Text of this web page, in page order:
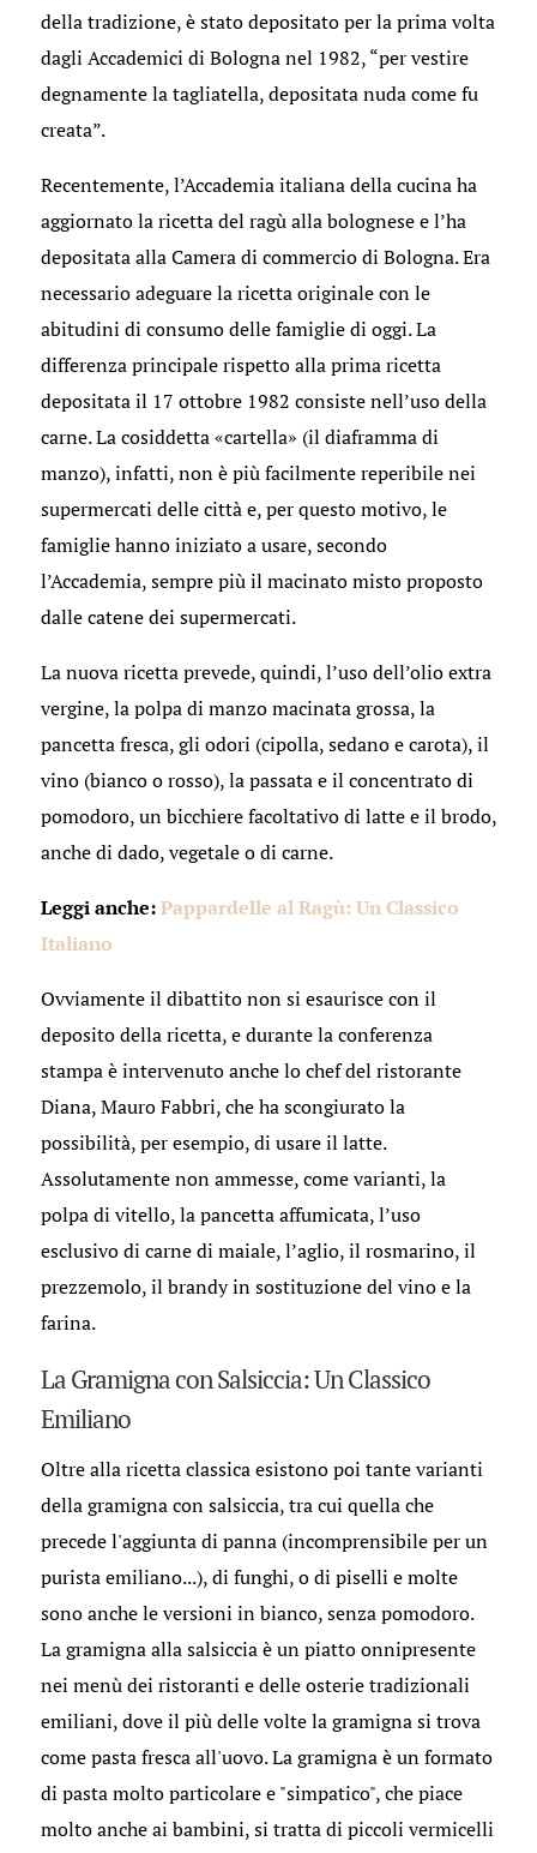
della tradizione, è stato depositato per la prima volta
dagli Accademici di Bologna nel 1982, “per vestire
degnamente la tagliatella, depositata nuda come fu
creata”.
Recentemente, l’Accademia italiana della cucina ha
aggiornato la ricetta del ragù alla bolognese e l’ha
depositata alla Camera di commercio di Bologna. Era
necessario adeguare la ricetta originale con le
abitudini di consumo delle famiglie di oggi. La
differenza principale rispetto alla prima ricetta
depositata il 17 ottobre 1982 consiste nell’uso della
carne. La cosiddetta «cartella» (il diaframma di
manzo), infatti, non è più facilmente reperibile nei
supermercati delle città e, per questo motivo, le
famiglie hanno iniziato a usare, secondo
l’Accademia, sempre più il macinato misto proposto
dalle catene dei supermercati.
La nuova ricetta prevede, quindi, l’uso dell’olio extra
vergine, la polpa di manzo macinata grossa, la
pancetta fresca, gli odori (cipolla, sedano e carota), il
vino (bianco o rosso), la passata e il concentrato di
pomodoro, un bicchiere facoltativo di latte e il brodo,
anche di dado, vegetale o di carne.
Leggi anche:Pappardelle al Ragù: Un Classico
Italiano
Ovviamente il dibattito non si esaurisce con il
deposito della ricetta, e durante la conferenza
stampa è intervenuto anche lo chef del ristorante
Diana, Mauro Fabbri, che ha scongiurato la
possibilità, per esempio, di usare il latte.
Assolutamente non ammesse, come varianti, la
polpa di vitello, la pancetta affumicata, l’uso
esclusivo di carne di maiale, l’aglio, il rosmarino, il
prezzemolo, il brandy in sostituzione del vino e la
farina.
La Gramigna con Salsiccia: Un Classico
Emiliano
Oltre alla ricetta classica esistono poi tante varianti
della gramigna con salsiccia, tra cui quella che
precede l'aggiunta di panna (incomprensibile per un
purista emiliano...), di funghi, o di piselli e molte
sono anche le versioni in bianco, senza pomodoro.
La gramigna alla salsiccia è un piatto onnipresente
nei menù dei ristoranti e delle osterie tradizionali
emiliani, dove il più delle volte la gramigna si trova
come pasta fresca all'uovo. La gramigna è un formato
di pasta molto particolare e "simpatico", che piace
molto anche ai bambini, si tratta di piccoli vermicelli